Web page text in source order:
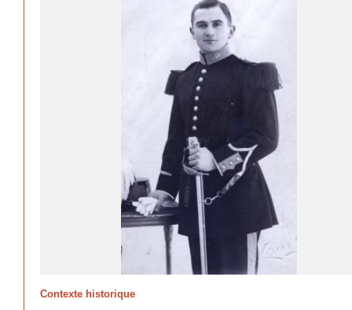
Contexte historique